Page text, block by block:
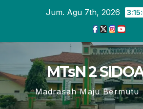
Jum. Agu 7th, 2026
MTsN 2
Madrasah Maju Bermutu